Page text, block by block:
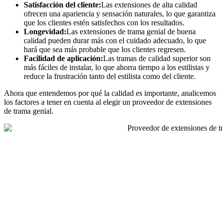
Satisfacción del cliente:Las extensiones de alta calidad
ofrecen una apariencia y sensación naturales, lo que garantiza
que los clientes estén satisfechos con los resultados.
Longevidad:Las extensiones de trama genial de buena
calidad pueden durar más con el cuidado adecuado, lo que
hará que sea más probable que los clientes regresen.
Facilidad de aplicación:Las tramas de calidad superior son
más fáciles de instalar, lo que ahorra tiempo a los estilistas y
reduce la frustración tanto del estilista como del cliente.
Ahora que entendemos por qué la calidad es importante, analicemos
los factores a tener en cuenta al elegir un proveedor de extensiones
de trama genial.